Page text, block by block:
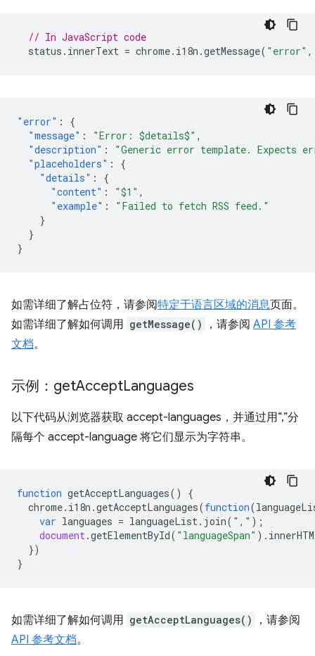
// In JavaScript code
status . innerText = chrome. i18n .getMessage( "error" ,
"error" :
{
"message" : "Error: $details$" ,
"description" :
"Generic error template. Expects
"placeholders" :
{
"details" :
{
"content" : "$1" ,
"example" :
"Failed to fetch RSS feed."
}
}
}
如需详细了解占位符，请参阅特定于语言区域的消息页面。
如需详细了解如何调用 getMessage() ，请参阅 API 参考
文档。
示例：getAcceptLanguages
以下代码从浏览器获取 accept-languages，并通过用“,”分
隔每个 accept-language 将它们显示为字符串。
function getAcceptLanguages()
{
chrome. i18n .getAcceptLanguages(function(
var languages = languageList. join( "," );
document.getElementById( "languageSpan" ).
})
}
如需详细了解如何调用 getAcceptLanguages()
，请参阅
API 参考文档。